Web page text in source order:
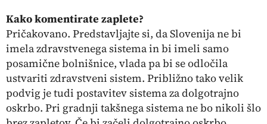
Kako komentirate zaplete?
Pričakovano. Predstavljajte si, da Slovenija ne bi
imela zdravstvenega sistema in bi imeli samo
posamične bolnišnice, vlada pa bi se odločila
ustvariti zdravstveni sistem. Približno tako velik
podvig je tudi postavitev sistema za dolgotrajno
oskrbo. Pri gradnji takšnega sistema ne bo nikoli šlo